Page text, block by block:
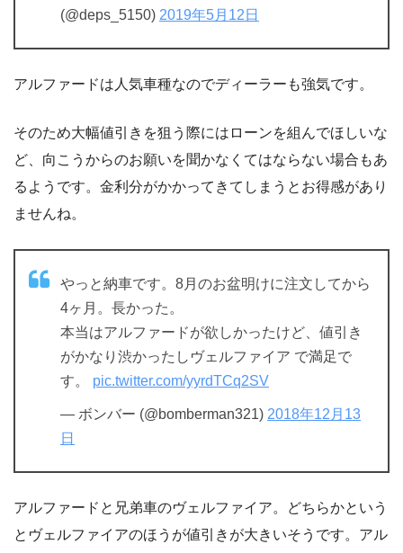
(@deps_5150) 2019年5月12日
アルファードは人気車種なのでディーラーも強気です。
そのため大幅値引きを狙う際にはローンを組んでほしいな
ど、向こうからのお願いを聞かなくてはならない場合もあ
るようです。金利分がかかってきてしまうとお得感があり
ませんね。
やっと納車です。8月のお盆明けに注文してから
4ヶ月。長かった。
本当はアルファードが欲しかったけど、値引き
がかなり渋かったしヴェルファイア で満足で
す。 pic.twitter.com/yyrdTCq2SV
— ボンバー (@bomberman321) 2018年12月13
日
アルファードと兄弟車のヴェルファイア。どちらかという
とヴェルファイアのほうが値引きが大きいそうです。アル